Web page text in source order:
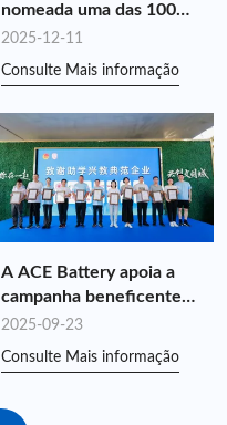
nomeada uma das 100
principais empresas
líderes do setor em
Shenzhen em 2025, pelo
2025-12-11
Consulte Mais informação
A ACE Battery apoia a
campanha beneficente
“Youth Benefit and
Games”
2025-09-23
Consulte Mais informação